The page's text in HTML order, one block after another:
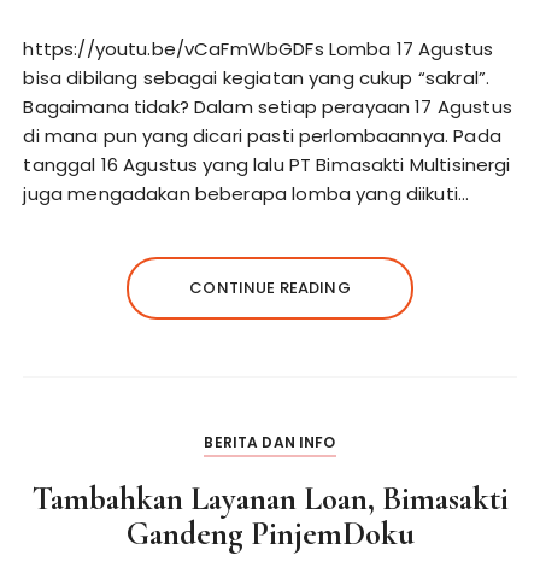
https://youtu.be/vCaFmWbGDFs Lomba 17 Agustus
bisa dibilang sebagai kegiatan yang cukup “sakral”.
Bagaimana tidak? Dalam setiap perayaan 17 Agustus
di mana pun yang dicari pasti perlombaannya. Pada
tanggal 16 Agustus yang lalu PT Bimasakti Multisinergi
juga mengadakan beberapa lomba yang diikuti…
CONTINUE READING
BERITA DAN INFO
Tambahkan Layanan Loan, Bimasakti
Gandeng PinjemDoku